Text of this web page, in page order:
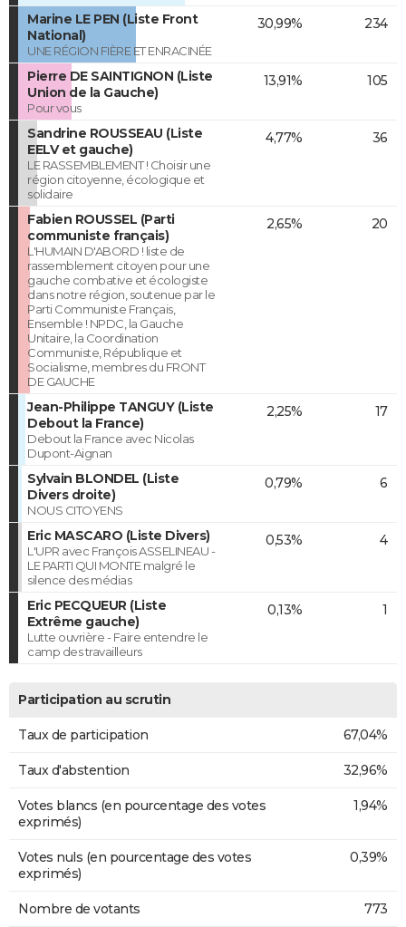
Marine LE PEN (Liste Front
National)
UNE RÉGION FIÈRE ET ENRACINÉE
30,99% 234
Pierre DE SAINTIGNON (Liste
Union de la Gauche)
Pour vous
13,91% 105
Sandrine ROUSSEAU (Liste
EELV et gauche)
LE RASSEMBLEMENT ! Choisir une
région citoyenne, écologique et
solidaire
4,77% 36
Fabien ROUSSEL (Parti
communiste français)
L'HUMAIN D'ABORD ! liste de
rassemblement citoyen pour une
gauche combative et écologiste
dans notre région, soutenue par le
Parti Communiste Français,
Ensemble ! NPDC, la Gauche
Unitaire, la Coordination
Communiste, République et
Socialisme, membres du FRONT
DE GAUCHE
2,65% 20
Jean-Philippe TANGUY (Liste
Debout la France)
Debout la France avec Nicolas
Dupont-Aignan
2,25% 17
Sylvain BLONDEL (Liste
Divers droite)
NOUS CITOYENS
0,79% 6
Eric MASCARO (Liste Divers)
L'UPR avec François ASSELINEAU -
LE PARTI QUI MONTE malgré le
silence des médias
0,53% 4
Eric PECQUEUR (Liste
Extrême gauche)
Lutte ouvrière - Faire entendre le
camp des travailleurs
0,13% 1
Participation au scrutin
Taux de participation 67,04%
Taux d'abstention 32,96%
Votes blancs (en pourcentage des votes
exprimés)
1,94%
Votes nuls (en pourcentage des votes
exprimés)
0,39%
Nombre de votants 773